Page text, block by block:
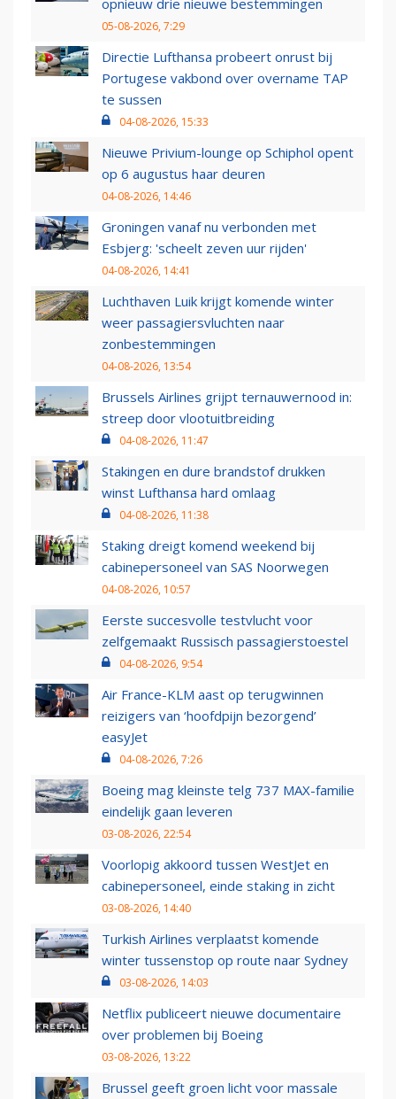
opnieuw drie nieuwe bestemmingen
05-08-2026, 7:29
Directie Lufthansa probeert onrust bij
Portugese vakbond over overname TAP
te sussen
04-08-2026, 15:33
Nieuwe Privium-lounge op Schiphol opent
op 6 augustus haar deuren
04-08-2026, 14:46
Groningen vanaf nu verbonden met
Esbjerg: 'scheelt zeven uur rijden'
04-08-2026, 14:41
Luchthaven Luik krijgt komende winter
weer passagiersvluchten naar
zonbestemmingen
04-08-2026, 13:54
Brussels Airlines grijpt ternauwernood in:
streep door vlootuitbreiding
04-08-2026, 11:47
Stakingen en dure brandstof drukken
winst Lufthansa hard omlaag
04-08-2026, 11:38
Staking dreigt komend weekend bij
cabinepersoneel van SAS Noorwegen
04-08-2026, 10:57
Eerste succesvolle testvlucht voor
zelfgemaakt Russisch passagierstoestel
04-08-2026, 9:54
Air France-KLM aast op terugwinnen
reizigers van ‘hoofdpijn bezorgend’
easyJet
04-08-2026, 7:26
Boeing mag kleinste telg 737 MAX-familie
eindelijk gaan leveren
03-08-2026, 22:54
Voorlopig akkoord tussen WestJet en
cabinepersoneel, einde staking in zicht
03-08-2026, 14:40
Turkish Airlines verplaatst komende
winter tussenstop op route naar Sydney
03-08-2026, 14:03
Netflix publiceert nieuwe documentaire
over problemen bij Boeing
03-08-2026, 13:22
Brussel geeft groen licht voor massale